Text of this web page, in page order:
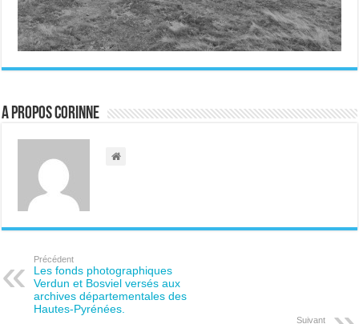
A propos Corinne
Précédent
Les fonds photographiques
Verdun et Bosviel versés aux
archives départementales des
Hautes-Pyrénées.
Suivant